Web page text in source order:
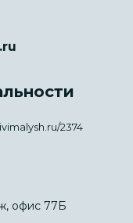
2374
офис 77Б